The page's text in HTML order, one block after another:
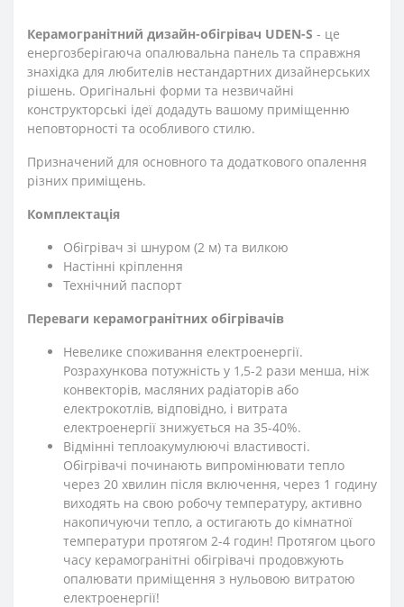
Керамогранітний дизайн-обігрівач UDEN-S - це
енергозберігаюча опалювальна панель та справжня
знахідка для любителів нестандартних дизайнерських
рішень. Оригінальні форми та незвичайні
конструкторські ідеї додадуть вашому приміщенню
неповторності та особливого стилю.
Призначений для основного та додаткового опалення
різних приміщень.
Комплектація
Обігрівач зі шнуром (2 м) та вилкою
Настінні кріплення
Технічний паспорт
Переваги керамогранітних обігрівачів
Невелике споживання електроенергії.
Розрахункова потужність у 1,5-2 рази менша, ніж
конвекторів, масляних радіаторів або
електрокотлів, відповідно, і витрата
електроенергії знижується на 35-40%.
Відмінні теплоакумулюючі властивості.
Обігрівачі починають випромінювати тепло
через 20 хвилин після включення, через 1 годину
виходять на свою робочу температуру, активно
накопичуючи тепло, а остигають до кімнатної
температури протягом 2-4 годин! Протягом цього
часу керамогранітні обігрівачі продовжують
опалювати приміщення з нульовою витратою
електроенергії!